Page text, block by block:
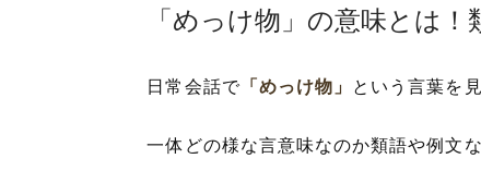
「めっけ物」の意味とは！
日常会話で「めっけ物」 という言葉を
一体どの様な言意味なのか類語や例文